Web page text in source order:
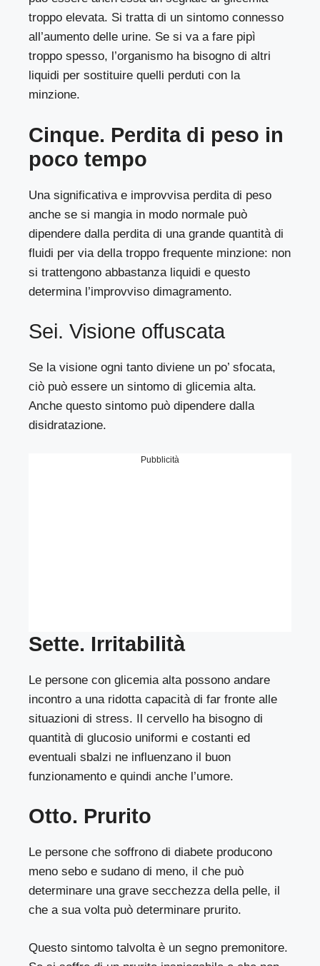
troppo elevata. Si tratta di un sintomo connesso
all’aumento delle urine. Se si va a fare pipì
troppo spesso, l’organismo ha bisogno di altri
liquidi per sostituire quelli perduti con la
minzione.
Cinque. Perdita di peso in
poco tempo
Una significativa e improvvisa perdita di peso
anche se si mangia in modo normale può
dipendere dalla perdita di una grande quantità di
fluidi per via della troppo frequente minzione: non
si trattengono abbastanza liquidi e questo
determina l’improvviso dimagramento.
Sei. Visione offuscata
Se la visione ogni tanto diviene un po’ sfocata,
ciò può essere un sintomo di glicemia alta.
Anche questo sintomo può dipendere dalla
disidratazione.
Pubblicità
Sette. Irritabilità
Le persone con glicemia alta possono andare
incontro a una ridotta capacità di far fronte alle
situazioni di stress. Il cervello ha bisogno di
quantità di glucosio uniformi e costanti ed
eventuali sbalzi ne influenzano il buon
funzionamento e quindi anche l’umore.
Otto. Prurito
Le persone che soffrono di diabete producono
meno sebo e sudano di meno, il che può
determinare una grave secchezza della pelle, il
che a sua volta può determinare prurito.
Questo sintomo talvolta è un segno premonitore.